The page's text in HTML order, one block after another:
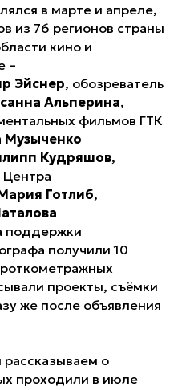
в марте и апреле,
из 76 регионов страны
кино и
–
Эйснер, обозреватель
Альперина,
фильмов ГТК
Музыченко
Кудряшов,
Готлиб,
поддержки
получили 10
проекты, съёмки
же после объявления
о
проходили в июле